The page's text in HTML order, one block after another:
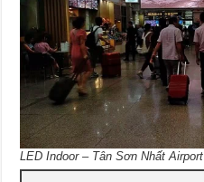
LED Indoor – Tân Sơn Nhất Airport